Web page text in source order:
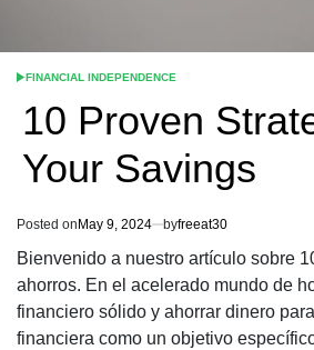
POSTED
FINANCIAL INDEPENDENCE
10 Proven
Your Savings
Posted onMay 9, 2024 byfreeat30
Bienvenido a nuestro artículo sobre
ahorros. En el acelerado mundo de
financiero sólido y ahorrar dinero
financiera como un objetivo